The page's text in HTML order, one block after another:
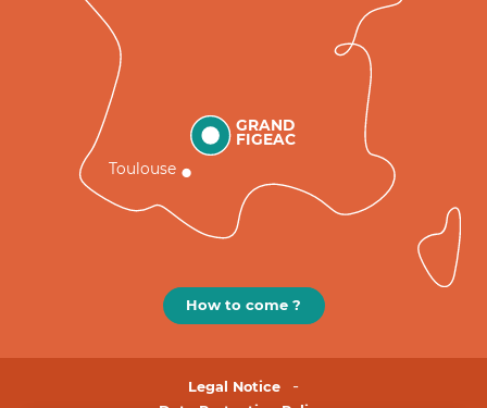
GRAND
FIGEAC
Toulouse
How to come ?
Legal Notice